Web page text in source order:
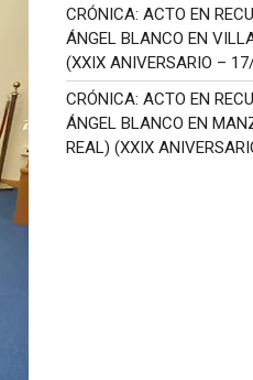
CRÓNICA: ACTO EN
ÁNGEL BLANCO EN
(XXIX ANIVERSARIO –
CRÓNICA: ACTO EN
ÁNGEL BLANCO EN
REAL) (XXIX